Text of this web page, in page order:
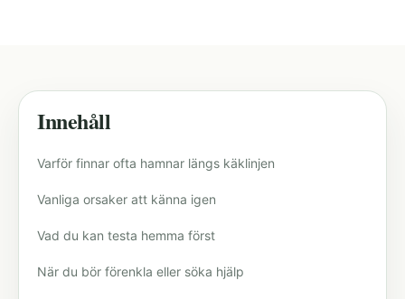
Innehåll
Varför finnar ofta hamnar längs käklinjen
Vanliga orsaker att känna igen
Vad du kan testa hemma först
När du bör förenkla eller söka hjälp